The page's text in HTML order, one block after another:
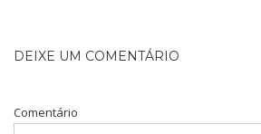
DEIXE UM COMENTÁRIO
Comentário